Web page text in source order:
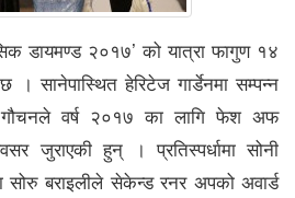
डायमण्ड २०१७’ को यात्रा फागुण १४
। सानेपास्थित हेरिटेज गार्डेनमा सम्पन्न
गौचनले वर्ष २०१७ का लागि फेश अफ
जुराएकी हुन् । प्रतिस्पर्धामा सोनी
बराइलीले सेकेन्ड रनर अपको अवार्ड